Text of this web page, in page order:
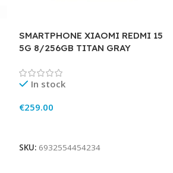
SMARTPHONE XIAOMI REDMI 15
5G 8/256GB TITAN GRAY
In stock
€259.00
SKU: 6932554454234